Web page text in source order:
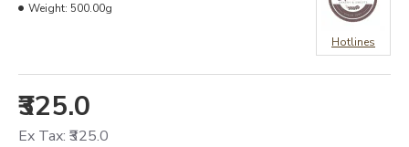
₹325.0
Ex Tax: ₹325.0
Weight: 500.00g
Hotlines